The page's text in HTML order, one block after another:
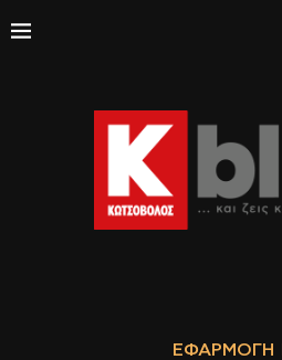
ΕΦΑΡΜΟΓΉ